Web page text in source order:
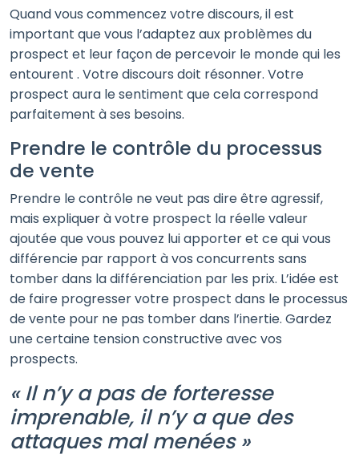
Quand vous commencez votre discours, il est
important que vous l’adaptez aux problèmes du
prospect et leur façon de percevoir le monde qui les
entourent . Votre discours doit résonner. Votre
prospect aura le sentiment que cela correspond
parfaitement à ses besoins.
Prendre le contrôle du processus
de vente
Prendre le contrôle ne veut pas dire être agressif,
mais expliquer à votre prospect la réelle valeur
ajoutée que vous pouvez lui apporter et ce qui vous
différencie par rapport à vos concurrents sans
tomber dans la différenciation par les prix. L’idée est
de faire progresser votre prospect dans le processus
de vente pour ne pas tomber dans l’inertie. Gardez
une certaine tension constructive avec vos
prospects.
« Il n’y a pas de forteresse
imprenable, il n’y a que des
attaques mal menées »